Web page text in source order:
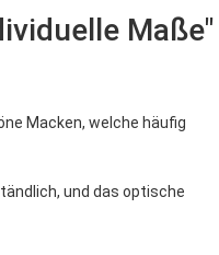
Maße"
Macken, welche häufig
und das optische